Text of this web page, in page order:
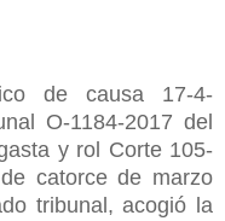
de causa 17-4-
O-1184-2017 del
y rol Corte 105-
catorce de marzo
tribunal, acogió la